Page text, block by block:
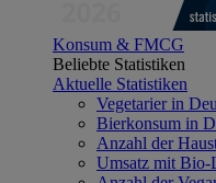
Konsum & FMCG
Beliebte Statistiken
Aktuelle Statistiken
Vegetarier in
Bierkonsum in
Anzahl der
Umsatz mit Bio-